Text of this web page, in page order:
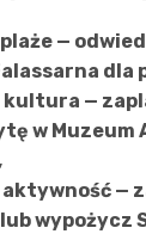
—
—
w Muzeum
—
wypożycz